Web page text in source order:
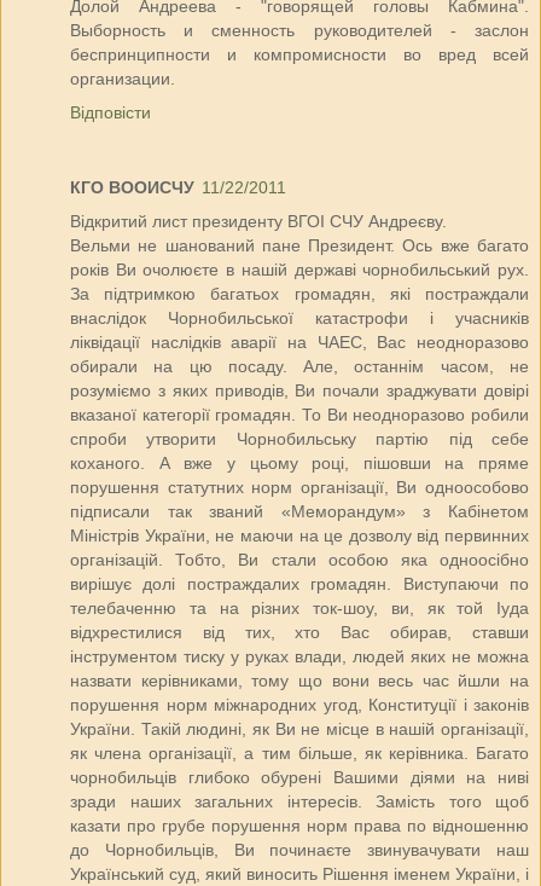
Долой Андреева - "говорящей головы Кабмина".
Выборность и сменность руководителей - заслон
беспринципности и компромисности во вред всей
организации.
Відповісти
КГО ВООИСЧУ 11/22/2011
Відкритий лист президенту ВГОІ СЧУ Андреєву.
Вельми не шанований пане Президент. Ось вже багато
років Ви очолюєте в нашій державі чорнобильський рух.
За підтримкою багатьох громадян, які постраждали
внаслідок Чорнобильської катастрофи і учасників
ліквідації наслідків аварії на ЧАЕС, Вас неодноразово
обирали на цю посаду. Але, останнім часом, не
розуміємо з яких приводів, Ви почали зраджувати довірі
вказаної категорії громадян. То Ви неодноразово робили
спроби утворити Чорнобильську партію під себе
коханого. А вже у цьому році, пішовши на пряме
порушення статутних норм організації, Ви одноособово
підписали так званий «Меморандум» з Кабінетом
Міністрів України, не маючи на це дозволу від первинних
організацій. Тобто, Ви стали особою яка одноосібно
вирішує долі постраждалих громадян. Виступаючи по
телебаченню та на різних ток-шоу, ви, як той Іуда
відхрестилися від тих, хто Вас обирав, ставши
інструментом тиску у руках влади, людей яких не можна
назвати керівниками, тому що вони весь час йшли на
порушення норм міжнародних угод, Конституції і законів
України. Такій людині, як Ви не місце в нашій організації,
як члена організації, а тим більше, як керівника. Багато
чорнобильців глибоко обурені Вашими діями на ниві
зради наших загальних інтересів. Замість того щоб
казати про грубе порушення норм права по відношенню
до Чорнобильців, Ви починаєте звинувачувати наш
Український суд, який виносить Рішення іменем України, і